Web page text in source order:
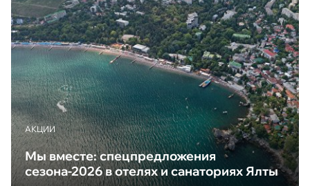
АКЦИИ
Мы вместе: спецпредложения
сезона-2026 в отелях и санаториях Ялты